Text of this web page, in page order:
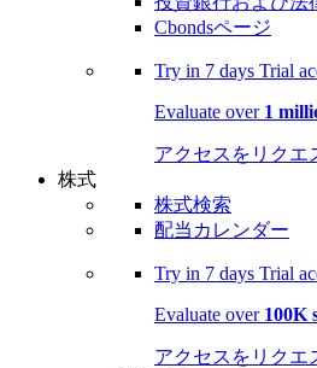
Cbondsページ
Try in 7 days Trial
Evaluate over 1
アクセスをリクエ
株式
株式検索
配当カレンダー
Try in 7 days Trial
Evaluate over 100K
アクセスをリクエ